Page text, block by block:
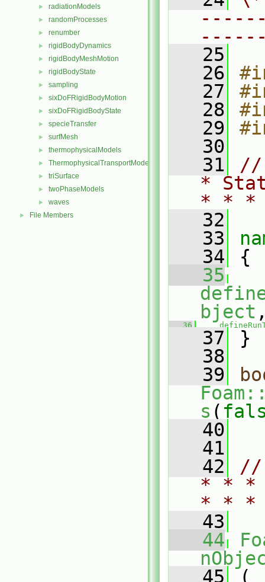
► radiationModels
► randomProcesses
► renumber
► rigidBodyDynamics
► rigidBodyMeshMotion
► rigidBodyState
► sampling
► sixDoFRigidBodyMotion
► sixDoFRigidBodyState
► specieTransfer
► surfMesh
► thermophysicalModels
► ThermophysicalTransportModels
► triSurface
► twoPhaseModels
► waves
► File Members
   25
   26
   27
   28
   29
   30
   31
//
*
* *
   32
   33
   34
{
   35
bject
   36
   37
}
   38
   39
s (
   40
   41
   42
//
* * *
* *
   43
   44
   45
(